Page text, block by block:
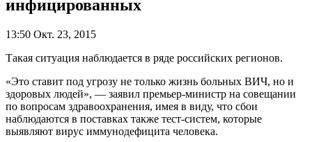
инфицированных
13:50 Окт. 23, 2015
Такая ситуация наблюдается в ряде российских регионов.
«Это ставит под угрозу не только жизнь больных ВИЧ, но и
здоровых людей», — заявил премьер-министр на совещании
по вопросам здравоохранения, имея в виду, что сбои
наблюдаются в поставках также тест-систем, которые
выявляют вирус иммунодефицита человека.